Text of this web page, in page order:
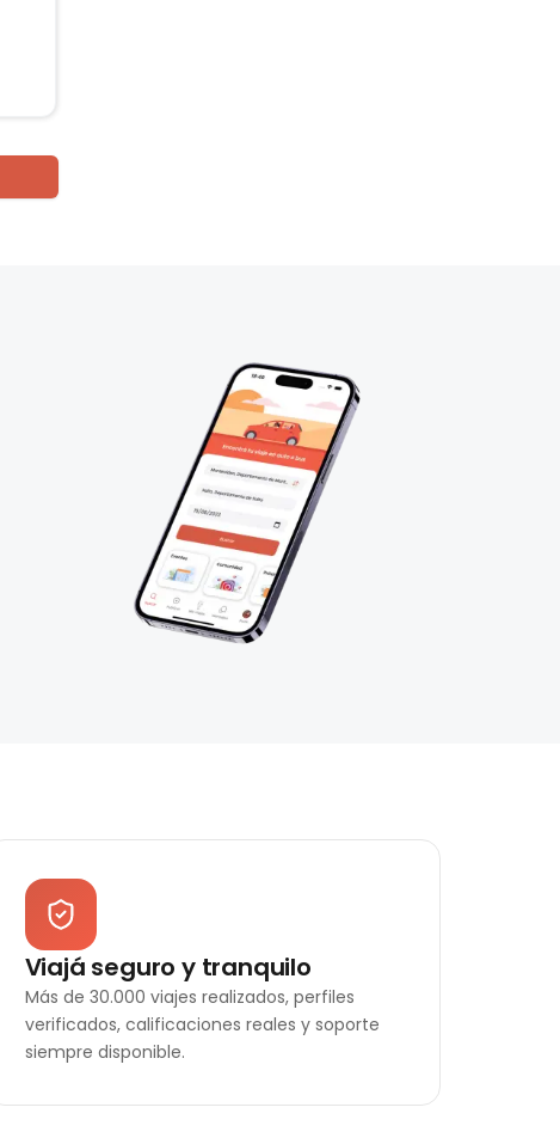
Viajá seguro y tranquilo
Más de 30.000 viajes realizados, perfiles
verificados, calificaciones reales y soporte
siempre disponible.